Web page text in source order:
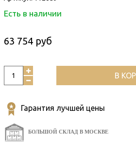
Есть в наличии
63 754 руб
В
Гарантия лучшей цены
БОЛЬШОЙ СКЛАД В МОСКВЕ